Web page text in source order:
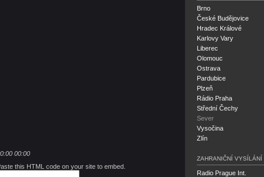
00:00
this HTML code on your site to embed.
Brno
České Budějovice
Hradec Králové
Karlovy Vary
Liberec
Olomouc
Ostrava
Pardubice
Plzeň
Rádio Praha
Střední Čechy
Sever
Vysočina
Zlín
ZAHRANIČNÍ VYSÍLÁNÍ
Radio Prague Int.